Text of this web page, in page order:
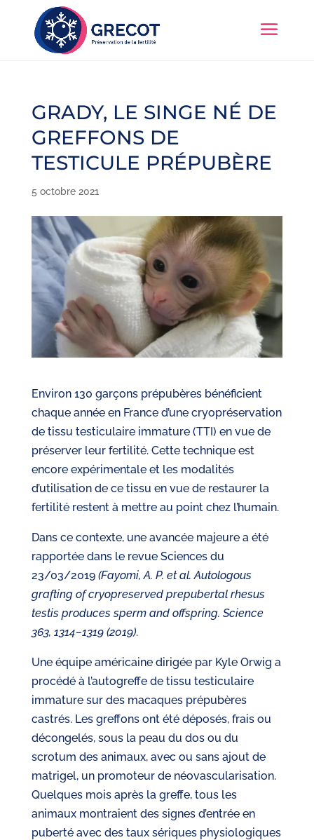
GRADY, LE SINGE NÉ DE
GREFFONS DE
TESTICULE PRÉPUBÈRE
5 octobre 2021
Environ 130 garçons prépubères bénéficient
chaque année en France d’une cryopréservation
de tissu testiculaire immature (TTI) en vue de
préserver leur fertilité. Cette technique est
encore expérimentale et les modalités
d’utilisation de ce tissu en vue de restaurer la
fertilité restent à mettre au point chez l’humain.
Dans ce contexte, une avancée majeure a été
rapportée dans le revue Sciences du
23/03/2019 (Fayomi, A. P. et al. Autologous
grafting of cryopreserved prepubertal rhesus
testis produces sperm and offspring. Science
363, 1314–1319 (2019).
Une équipe américaine dirigée par Kyle Orwig a
procédé à l’autogreffe de tissu testiculaire
immature sur des macaques prépubères
castrés. Les greffons ont été déposés, frais ou
décongelés, sous la peau du dos ou du
scrotum des animaux, avec ou sans ajout de
matrigel, un promoteur de néovascularisation.
Quelques mois après la greffe, tous les
animaux montraient des signes d’entrée en
puberté avec des taux sériques physiologiques